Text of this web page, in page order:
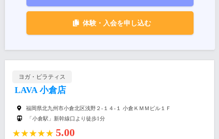
体験・入会を申し込む
ヨガ・ピラティス
LAVA 小倉店
福岡県北九州市小倉北区浅野２-１４-１ 小倉ＫＭＭビル１Ｆ
「小倉駅」新幹線口より徒歩1分
★★★★★ 5.00